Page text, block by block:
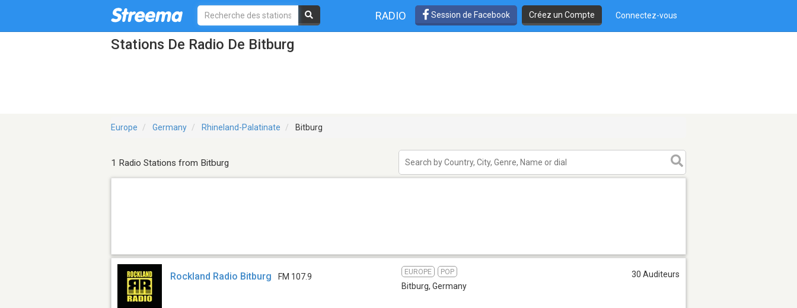
RADIO Session de Facebook Créez un Compte Connectez-vous
Stations De Radio De Bitburg
Europe Germany Rhineland-Palatinate Bitburg
1 Radio Stations from Bitburg
Rockland Radio Bitburg FM 107.9
EUROPE POP
Bitburg, Germany
30 Auditeurs